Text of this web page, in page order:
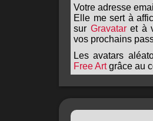
Votre adresse
Elle me sert à
sur Gravataret à
vos prochains
Les avatars
Free Artgrâce au